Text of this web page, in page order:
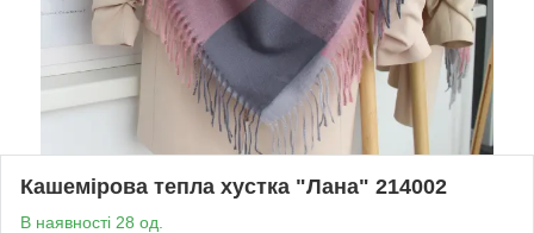
Кашемірова тепла хустка "Лана" 214002
В наявності 28 од.